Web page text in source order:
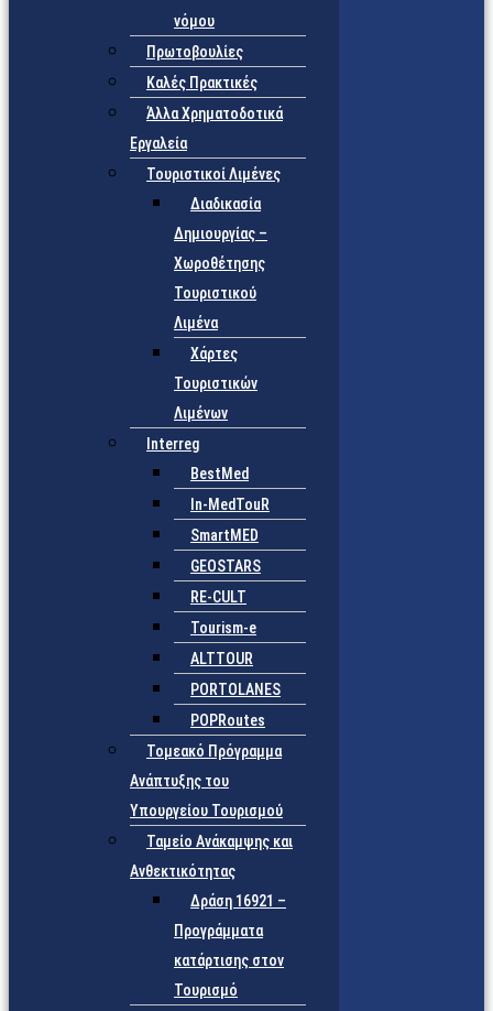
νόμου
Πρωτοβουλίες
Καλές Πρακτικές
Άλλα Χρηματοδοτικά
Εργαλεία
Τουριστικοί Λιμένες
Διαδικασία
Δημιουργίας –
Χωροθέτησης
Τουριστικού
Λιμένα
Χάρτες
Τουριστικών
Λιμένων
Interreg
BestMed
In-MedTouR
SmartMED
GEOSTARS
RE-CULT
Tourism-e
ALTTOUR
PORTOLANES
POPRoutes
Τομεακό Πρόγραμμα
Ανάπτυξης του
Υπουργείου Τουρισμού
Ταμείο Ανάκαμψης και
Ανθεκτικότητας
Δράση 16921 –
Προγράμματα
κατάρτισης στον
Τουρισμό